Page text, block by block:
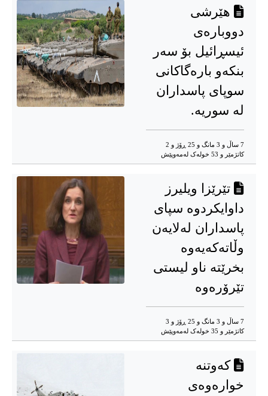
هێرشی
دووبارەی
ئیسڕائیل بۆ سەر
بنکەو بارەگاکانی
سوپای پاسداران
لە سوریە.
7 ساڵ و 3 مانگ و 25 ڕۆژ و 2
کاتژمێر و 53 خوله‌ک له‌مه‌وپێش‌
تێرێزا ویلیرز
داوایکردوه سپای
پاسداران لەلایەن
‌وڵاتەکەیەوە
بخرێته ناو لیستی
تێرۆرەوه
7 ساڵ و 3 مانگ و 25 ڕۆژ و 3
کاتژمێر و 35 خوله‌ک له‌مه‌وپێش‌
کەوتنە
خوارەوەی